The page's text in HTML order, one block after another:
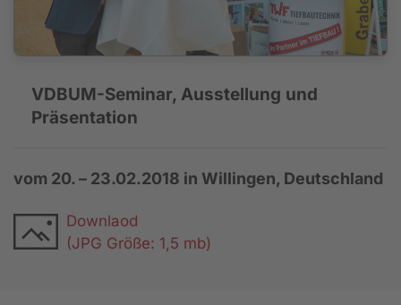
VDBUM-Seminar, Ausstellung und
Präsentation
vom 20. – 23.02.2018 in Willingen, Deutschland
Downlaod
(JPG Größe: 1,5 mb)